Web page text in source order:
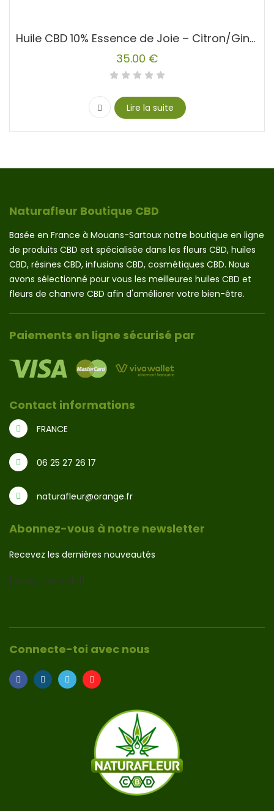
Huile CBD 10% Essence de Joie – Citron/Gingembre
35.00 €
Lire la suite
Naturafleur Boutique CBD
Basée en France à Mouans-Sartoux notre boutique en ligne
de produits CBD est spécialisée dans les fleurs CBD, huiles
CBD, résines CBD, infusions CBD, cosmétiques CBD. Nous
avons sélectionné pour vous les meilleures huiles CBD et
fleurs de chanvre CBD afin d'améliorer votre bien-être.
Paiements en ligne sécurisé par
Contact informations
FRANCE
06 25 27 26 17
naturafleur@orange.fr
Abonnez-vous à notre newsletter
Recevez les dernières nouveautés
[sibwp_form id=1]
Connecte-toi avec nous